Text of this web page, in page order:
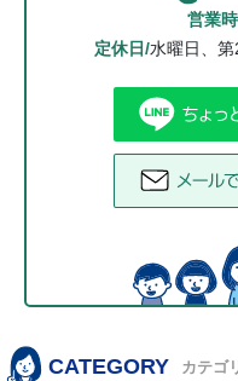
営業
定休日/水曜日、
CATEGORY カテゴ